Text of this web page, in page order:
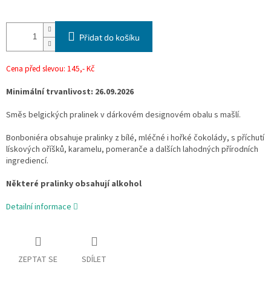
Přidat do košíku
Cena před slevou: 145,- Kč
Minimální trvanlivost: 26.09.2026
Směs belgických pralinek v dárkovém designovém obalu s mašlí.
Bonboniéra obsahuje pralinky z bílé, mléčné i hořké čokolády, s příchutí
lískových oříšků, karamelu, pomeranče a dalších lahodných přírodních
ingrediencí.
Některé pralinky obsahují alkohol
Detailní informace
ZEPTAT SE SDÍLET